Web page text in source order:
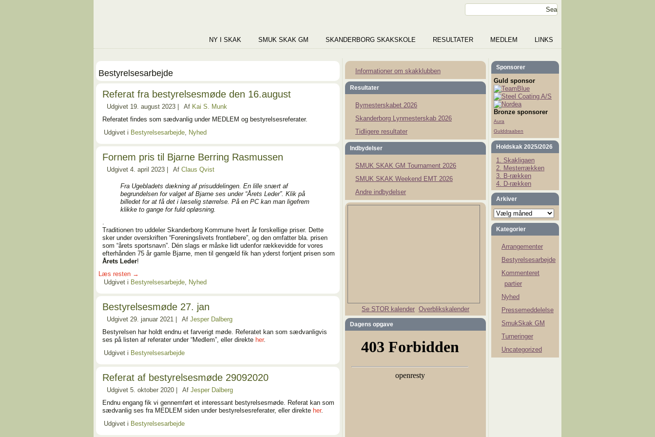
NY I SKAK SMUK SKAK GM SKANDERBORG SKAKSKOLE RESULTATER MEDLEM LINKS
Bestyrelsesarbejde
Referat fra bestyrelsesmøde den 16.august
Udgivet 19. august 2023 Af Kai S. Munk
Referatet findes som sædvanlig under MEDLEM og bestyrelsesreferater.
Udgivet i Bestyrelsesarbejde, Nyhed
Fornem pris til Bjarne Berring Rasmussen
Udgivet 4. april 2023 Af Claus Qvist
Fra Ugebladets dækning af prisuddelingen. En lille snært af
begrundelsen for valget af Bjarne ses under “Årets Leder”. Klik på
billedet for at få det i læselig størrelse. På en PC kan man ligefrem
klikke to gange for fuld opløsning.
.
Traditionen tro uddeler Skanderborg Kommune hvert år forskellige priser. Dette
sker under overskriften “Foreningslivets frontløbere”, og den omfatter bla. prisen
som “årets sportsnavn”. Dén slags er måske lidt udenfor rækkevidde for vores
efterhånden 75 år gamle Bjarne, men til gengæld fik han yderst fortjent prisen som
Årets Leder!
Læs resten →
Udgivet i Bestyrelsesarbejde, Nyhed
Bestyrelsesmøde 27. jan
Udgivet 29. januar 2021 Af Jesper Dalberg
Bestyrelsen har holdt endnu et farverigt møde. Referatet kan som sædvanligvis
ses på listen af referater under “Medlem”, eller direkte her.
Udgivet i Bestyrelsesarbejde
Referat af bestyrelsesmøde 29092020
Udgivet 5. oktober 2020 Af Jesper Dalberg
Endnu engang fik vi gennemført et interessant bestyrelsesmøde. Referat kan som
sædvanlig ses fra MEDLEM siden under bestyrelsesreferater, eller direkte her.
Udgivet i Bestyrelsesarbejde
Informationer om skakklubben
Resultater
Bymesterskabet 2026
Skanderborg Lynmesterskab 2026
Tidligere resultater
Indbydelser
SMUK SKAK GM Tournament 2026
SMUK SKAK Weekend EMT 2026
Andre indbydelser
Se STOR kalender Overblikskalender
Dagens opgave
Sponsorer
Guld sponsor
Bronze sponsorer
Aura
Gulddraaben
Holdskak 2025/2026
1. Skakligaen
2. Mesterrækken
3. B-rækken
4. D-rækken
Arkiver
Arkiver
Kategorier
Arrangementer
Bestyrelsesarbejde
Kommenteret
partier
Nyhed
Pressemeddelelse
SmukSkak GM
Turneringer
Uncategorized